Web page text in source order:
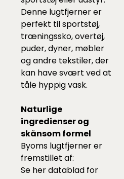
Denne lugtfjerner er
perfekt til sportstøj,
træningssko, overtøj,
puder, dyner, møbler
og andre tekstiler, der
kan have svært ved at
tåle hyppig vask.
Naturlige
ingredienser og
skånsom formel
Byoms lugtfjerner er
fremstillet af:
Se her datablad for